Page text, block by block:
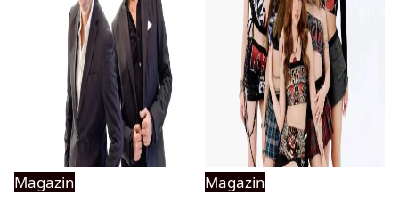
Magazin
Magazin